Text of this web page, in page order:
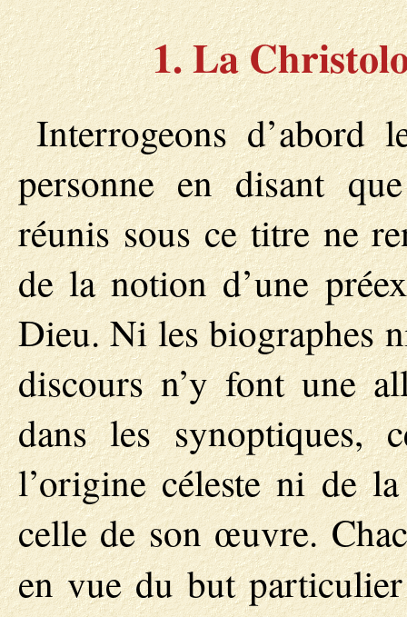
1. La
Interrogeons d’abord
personne en disant
réunis sous ce titre ne
de la notion d’une
Dieu. Ni les biographes
discours n’y font une
dans les synoptiques,
l’origine céleste ni de
celle de son œuvre.
en vue du but